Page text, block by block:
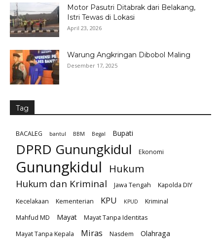
Motor Pasutri Ditabrak dari Belakang,
Istri Tewas di Lokasi
April 23, 2026
Warung Angkringan Dibobol Maling
Desember 17, 2025
Tag
BACALEG bantul BBM Begal Bupati
DPRD Gunungkidul Ekonomi
Gunungkidul Hukum
Hukum dan Kriminal Jawa Tengah
Kapolda DIY
Kecelakaan
Kementerian KPU KPUD
Kriminal
Mahfud MD
Mayat
Mayat Tanpa Identitas
Mayat Tanpa Kepala
Miras Nasdem Olahraga